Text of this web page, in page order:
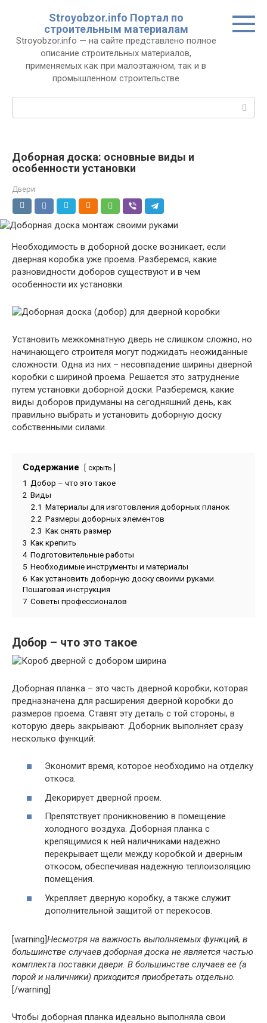
Stroyobzor.info Портал по
строительным материалам
Stroyobzor.info — на сайте представлено полное
описание строительных материалов,
применяемых как при малоэтажном, так и в
промышленном строительстве
Поиск:
Доборная доска: основные виды и
особенности установки
Двери
Необходимость в доборной доске возникает, если
дверная коробка уже проема. Разберемся, какие
разновидности доборов существуют и в чем
особенности их установки.
Установить межкомнатную дверь не слишком сложно, но
начинающего строителя могут поджидать неожиданные
сложности. Одна из них – несовпадение ширины дверной
коробки с шириной проема. Решается это затруднение
путем установки доборной доски. Разберемся, какие
виды доборов придуманы на сегодняшний день, как
правильно выбрать и установить доборную доску
собственными силами.
Содержание скрыть
1 Добор – что это такое
2 Виды
2.1 Материалы для изготовления доборных планок
2.2 Размеры доборных элементов
2.3 Как снять размер
3 Как крепить
4 Подготовительные работы
5 Необходимые инструменты и материалы
6 Как установить доборную доску своими руками.
Пошаговая инструкция
7 Советы профессионалов
Добор – что это такое
Доборная планка – это часть дверной коробки, которая
предназначена для расширения дверной коробки до
размеров проема. Ставят эту деталь с той стороны, в
которую дверь закрывают. Доборник выполняет сразу
несколько функций:
Экономит время, которое необходимо на отделку
откоса.
Декорирует дверной проем.
Препятствует проникновению в помещение
холодного воздуха. Доборная планка с
крепящимися к ней наличниками надежно
перекрывает щели между коробкой и дверным
откосом, обеспечивая надежную теплоизоляцию
помещения.
Укрепляет дверную коробку, а также служит
дополнительной защитой от перекосов.
[warning]Несмотря на важность выполняемых функций, в
большинстве случаев доборная доска не является частью
комплекта поставки двери. В большинстве случаев ее (а
порой и наличники) приходится приобретать отдельно.
[/warning]
Чтобы доборная планка идеально выполняла свои